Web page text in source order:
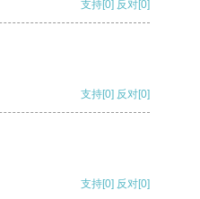
支持[0] 反对[0]
支持[0] 反对[0]
支持[0] 反对[0]